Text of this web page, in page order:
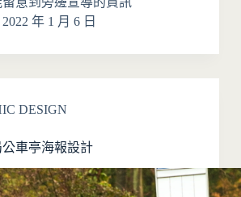
2022 年 1 月 6 日
DESIGN
車亭海報設計